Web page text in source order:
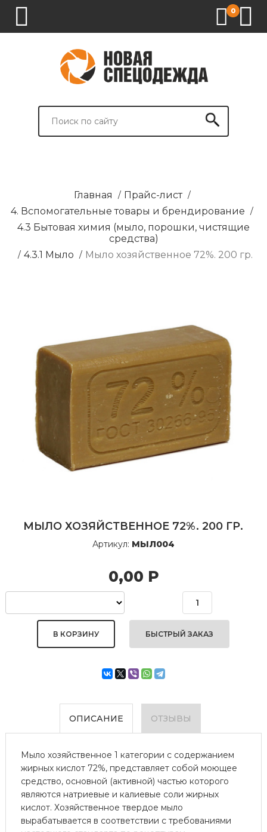
0
СПЕЦОДЕЖДА
СПЕЦОБУВЬ
СРЕДСТВА
ВСПОМОГАТЕЛЬНЫЕ
БРЕНДИРОВАНИЕ
Главная / Прайс-лист /
4. Вспомогательные товары и брендирование /
4.3 Бытовая химия (мыло, порошки, чистящие
средства)
/ 4.3.1 Мыло / Мыло хозяйственное 72%. 200 гр.
МЫЛО ХОЗЯЙСТВЕННОЕ 72%. 200 ГР.
Артикул: МЫЛ004
0,00 Р
БЫСТРЫЙ ЗАКАЗ
ОПИСАНИЕ ОТЗЫВЫ
Мыло хозяйственное 1 категории с содержанием
жирных кислот 72%, представляет собой моющее
средство, основной (активной) частью которого
являются натриевые и калиевые соли жирных
кислот. Хозяйственное твердое мыло
вырабатывается в соответствии с требованиями